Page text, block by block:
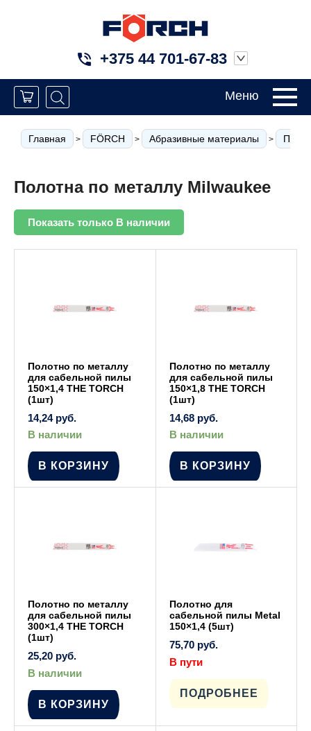
+375 44 701-67-83
Меню
Главная > FÖRCH > Абразивные материалы >
Полотна по металлу Milwaukee
Показать только В наличии
Полотно по металлу
для сабельной пилы
150×1,4 THE TORCH
(1шт)
14,24 руб.
В наличии
В КОРЗИНУ
Полотно по металлу
для сабельной пилы
150×1,8 THE TORCH
(1шт)
14,68 руб.
В наличии
В КОРЗИНУ
Полотно по металлу
для сабельной пилы
300×1,4 THE TORCH
(1шт)
25,20 руб.
В наличии
В КОРЗИНУ
Полотно для
сабельной пилы Metal
150×1,4 (5шт)
75,70 руб.
В пути
ПОДРОБНЕЕ